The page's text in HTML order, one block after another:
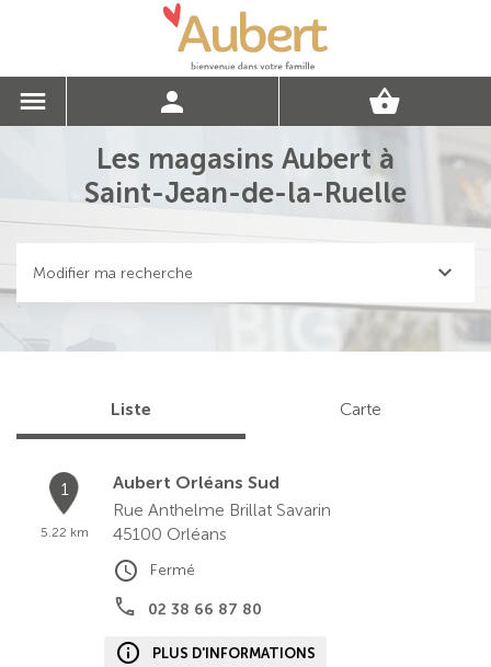
Les magasins Aubert à
Saint-Jean-de-la-Ruelle
Modifier ma recherche
Liste Carte
1
5.22 km
Aubert Orléans Sud
Rue Anthelme Brillat Savarin
45100 Orléans
02 38 66 87 80
Fermé
PLUS D'INFORMATIONS